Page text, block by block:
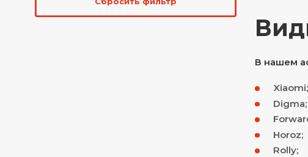
В нашем
Xiaomi;
Digma;
Horoz;
Rolly;